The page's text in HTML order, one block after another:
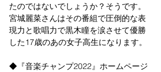
たのではないでしょうか？そうです。
宮城麗菜さんはその番組で圧倒的な表
現力と歌唱力で黒木瞳を涙させて優勝
した17歳のあの女子高生になります。
◆『音楽チャンプ2022』ホームページ